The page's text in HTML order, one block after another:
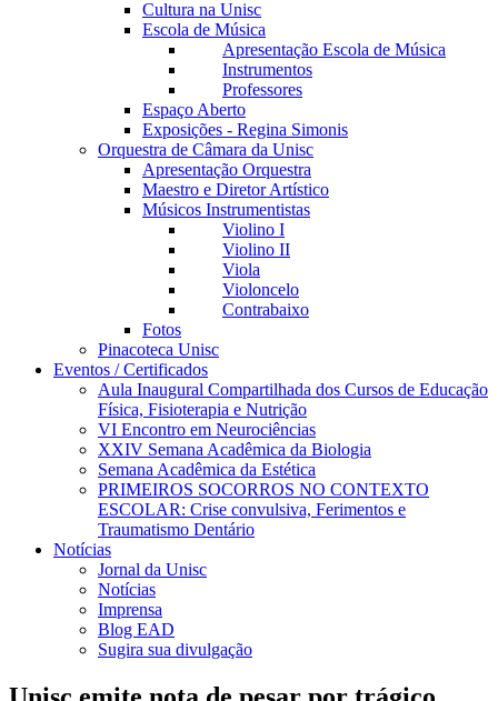
Cultura na Unisc
Escola de Música
Apresentação Escola de Música
Instrumentos
Professores
Espaço Aberto
Exposições - Regina Simonis
Orquestra de Câmara da Unisc
Apresentação Orquestra
Maestro e Diretor Artístico
Músicos Instrumentistas
Violino I
Violino II
Viola
Violoncelo
Contrabaixo
Fotos
Pinacoteca Unisc
Eventos / Certificados
Aula Inaugural Compartilhada dos Cursos de Educação
Física, Fisioterapia e Nutrição
VI Encontro em Neurociências
XXIV Semana Acadêmica da Biologia
Semana Acadêmica da Estética
PRIMEIROS SOCORROS NO CONTEXTO
ESCOLAR: Crise convulsiva, Ferimentos e
Traumatismo Dentário
Notícias
Jornal da Unisc
Notícias
Imprensa
Blog EAD
Sugira sua divulgação